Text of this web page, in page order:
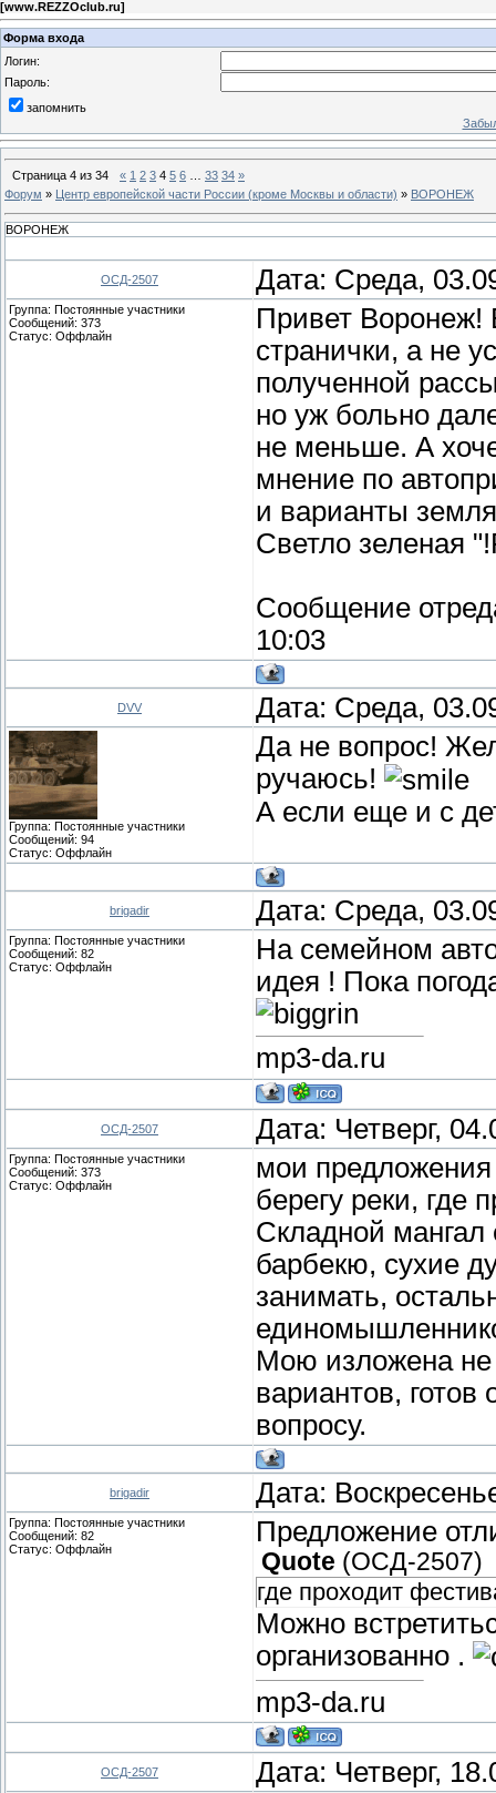
[www.REZZOclub.ru]
Форма входа
Логин:
Пароль:
запомнить
Страница 4 из 34 « 1 2 3 4 5 6 33 34 »
Форум » Центр европейской части России (кроме Москвы и области) » ВОРОНЕЖ
ВОРОНЕЖ
ОСД-2507 Дата: Среда,
Группа: Постоянные участники
Сообщений: 373
Статус: Оффлайн
Привет Воронеж!
странички, а не
полученной
но уж больно
не меньше. А
мнение по
и варианты
Светло зеленая
Сообщение
10:03
DVV Дата: Среда,
Группа: Постоянные участники
Сообщений: 94
Статус: Оффлайн
Да не вопрос!
ручаюсь!
А если еще и с
brigadir Дата: Среда,
Группа: Постоянные участники
Сообщений: 82
Статус: Оффлайн
На семейном
идея ! Пока
mp3-da.ru
ОСД-2507 Дата: Четверг,
Группа: Постоянные участники
Сообщений: 373
Статус: Оффлайн
мои предложения
берегу реки, где
Складной
барбекю, сухие
занимать,
Мою изложена не
вариантов,
вопросу.
brigadir Дата:
Группа: Постоянные участники
Сообщений: 82
Статус: Оффлайн
Предложение
Quote (ОСД-2507)
где проходит
Можно
организованно .
mp3-da.ru
ОСД-2507 Дата: Четверг,